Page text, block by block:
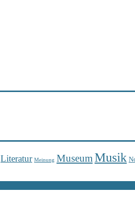
Literatur Meinung Museum Musik